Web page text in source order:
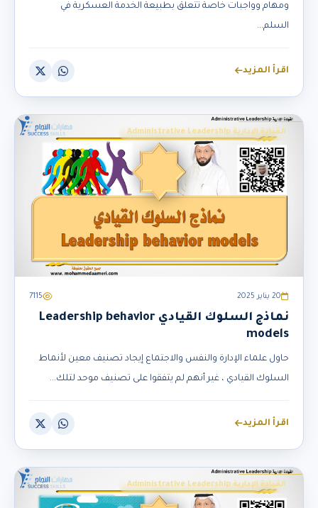
ومهام وواجبات خاصة تتعلق بطبيعة الخدمة العسكرية في
السلم...
اقرأ المزيد
القيادة الإدارية Administrative Leadership
20 يناير 2025 7115
نماذج السلوك القيادي Leadership behavior
models
حاول علماء الإدارة والنفس والاجتماع إيجاد تصنيف معين لأنماط
السلوك القيادي ، غير أنهم لم يتفقوا على تصنيف موحد لتلك...
اقرأ المزيد
القيادة الإدارية Administrative Leadership